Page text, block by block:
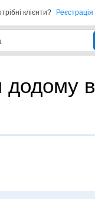
клієнти? Реєстрація
додому в